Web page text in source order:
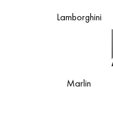
Lamborghini
Marlin